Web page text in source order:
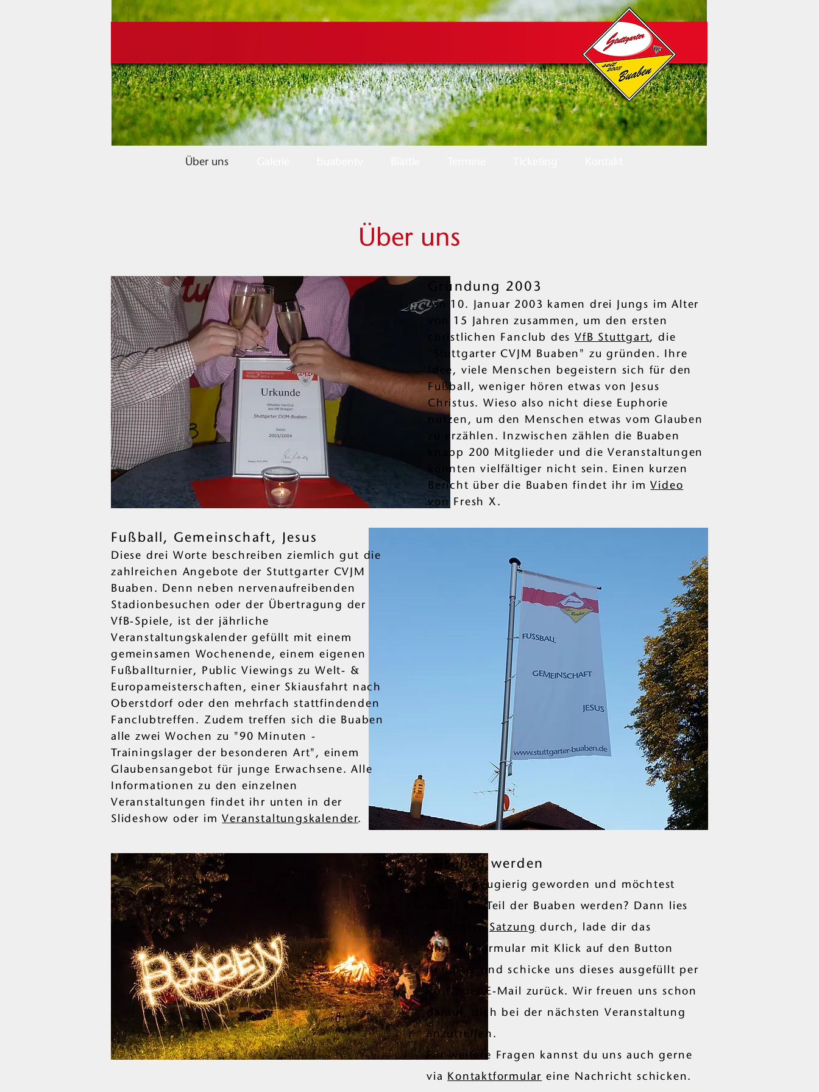
Über uns
Über uns
Gründung 2003
Am 10. Januar 2003 kamen drei Jungs im Alter
von 15 Jahren zusammen, um den ersten
christlichen Fanclub desVfB Stuttgart, die
"Stuttgarter CVJM Buaben" zu gründen. Ihre
Idee, viele Menschen begeistern sich für den
Fußball, weniger hören etwas von Jesus
Christus. Wieso also nicht diese Euphorie
nutzen, um den Menschen etwas vom Glauben
zu erzählen. Inzwischen zählen die Buaben
knapp 200 Mitglieder und die Veranstaltungen
könnten vielfältiger nicht sein. Einen kurzen
Bericht über die Buaben findet ihr imVideo
von Fresh X.
Fußball, Gemeinschaft, Jesus
Diese drei Worte beschreiben ziemlich gut die
zahlreichen Angebote der Stuttgarter CVJM
Buaben. Denn neben nervenaufreibenden
Stadionbesuchen oder der Übertragung der
VfB-Spiele, ist der jährliche
Veranstaltungskalender gefüllt mit einem
gemeinsamen Wochenende, einem eigenen
Fußballturnier, Public Viewings zu Welt- &
Europameisterschaften, einer Skiausfahrt nach
Oberstdorf oder den mehrfach stattfindenden
Fanclubtreffen. Zudem treffen sich die Buaben
alle zwei Wochen zu "90 Minuten -
Trainingslager der besonderen Art", einem
Glaubensangebot für junge Erwachsene. Alle
Informationen zu den einzelnen
Veranstaltungen findet ihr unten in der
Slideshow oder imVeranstaltungskalender.
Mitglied werden
Du bist neugierig geworden und möchtest
selbst ein Teil der Buaben werden? Dann lies
dir unsereSatzung durch, lade dir das
Anmeldeformular mit Klick auf den Button
herunter und schicke uns dieses ausgefüllt per
Post oder E-Mail zurück. Wir freuen uns schon
darauf, dich bei der nächsten Veranstaltung
anzutreffen.
Für weitere Fragen kannst du uns auch gerne
via Kontaktformular eine Nachricht schicken.